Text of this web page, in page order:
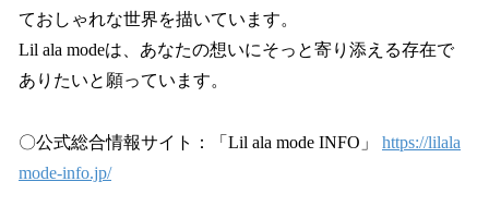
ておしゃれな世界を描いています。
Lil ala modeは、あなたの想いにそっと寄り添える存在で
ありたいと願っています。
〇公式総合情報サイト：「Lil ala mode INFO」 https://lilala
mode-info.jp/